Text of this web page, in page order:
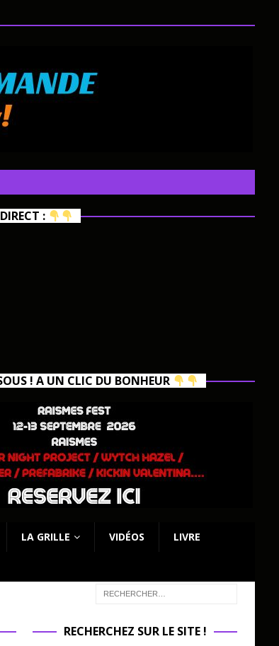
:
! A UN CLIC DU BONHEUR
LA GRILLE VIDÉOS LIVRE
RECHERCHEZ SUR LE SITE !